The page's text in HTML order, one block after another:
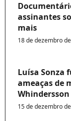
assinantes
mais
18 de dezembro
Luísa Sonza
ameaças de
15 de dezembro